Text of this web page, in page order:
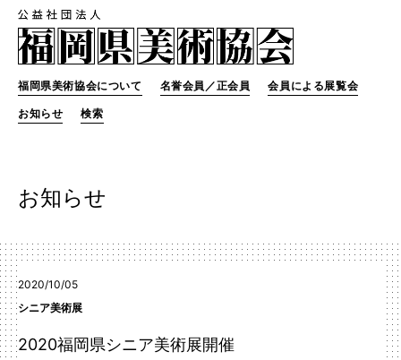
福岡県美術協会について 名誉会員／正会員 会員による展覧会
お知らせ 検索
お知らせ
2020/10/05
シニア美術展
2020福岡県シニア美術展開催